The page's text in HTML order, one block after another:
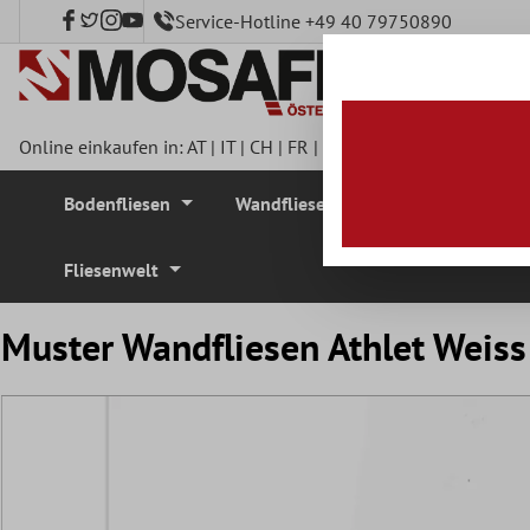
springen Service-Hotline +49 40 79750890
Online einkaufen in:AT| IT| CH | FR |
Bodenfliesen Wandfliesen
Fliesenwelt
Muster Wandfliesen Athlet